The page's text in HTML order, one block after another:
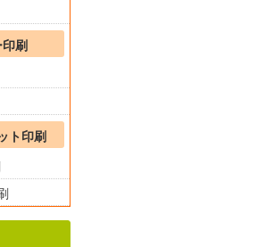
刷
ト印刷